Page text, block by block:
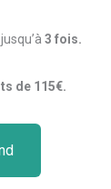
3 fois.
de 115€.